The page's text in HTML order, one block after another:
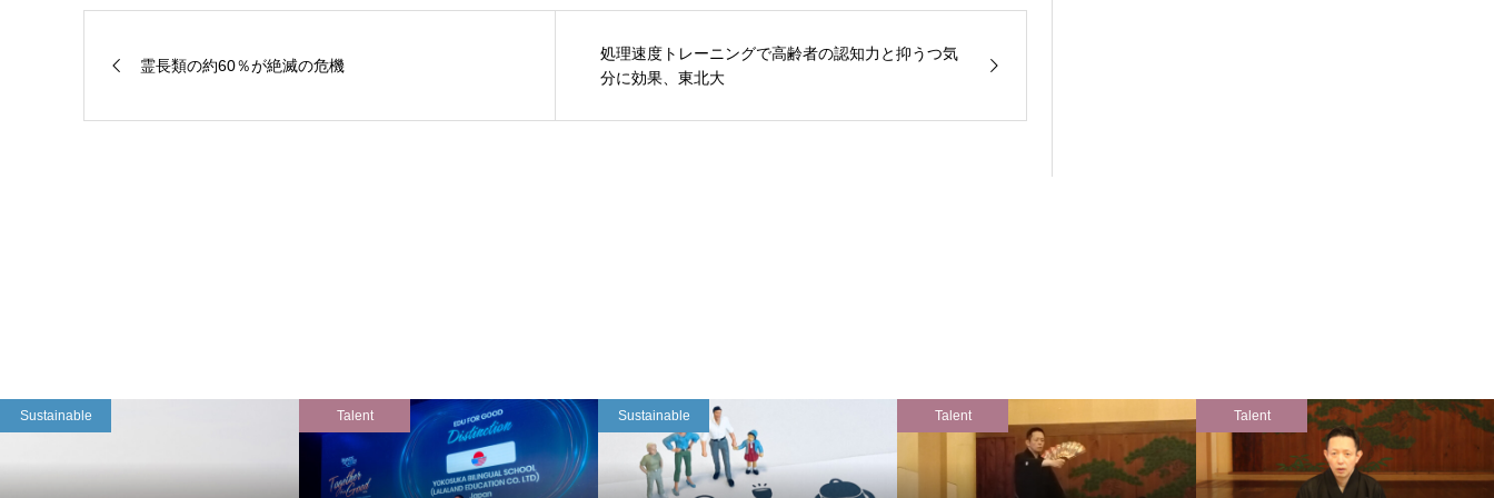
霊長類の約60％が絶滅の危機
処理速度トレーニングで高齢者の認知力と抑うつ気
分に効果、東北大
Sustainable Talent Sustainable Talent Talent